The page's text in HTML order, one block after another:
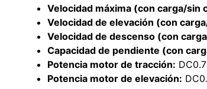
Velocidad máxima (con carga/sin
Velocidad de elevación (con
Velocidad de descenso (con
Capacidad de pendiente (con
Potencia motor de tracción:
Potencia motor de elevación: